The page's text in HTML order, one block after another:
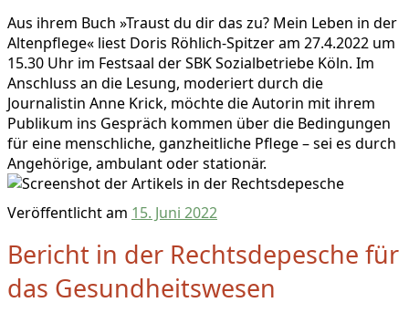
Aus ihrem Buch »Traust du dir das zu? Mein Leben in der
Altenpflege« liest Doris Röhlich-Spitzer am 27.4.2022 um
15.30 Uhr im Festsaal der SBK Sozialbetriebe Köln. Im
Anschluss an die Lesung, moderiert durch die
Journalistin Anne Krick, möchte die Autorin mit ihrem
Publikum ins Gespräch kommen über die Bedingungen
für eine menschliche, ganzheitliche Pflege – sei es durch
Angehörige, ambulant oder stationär.
Veröffentlicht am 15. Juni 2022
Bericht in der Rechtsdepesche für
das Gesundheitswesen